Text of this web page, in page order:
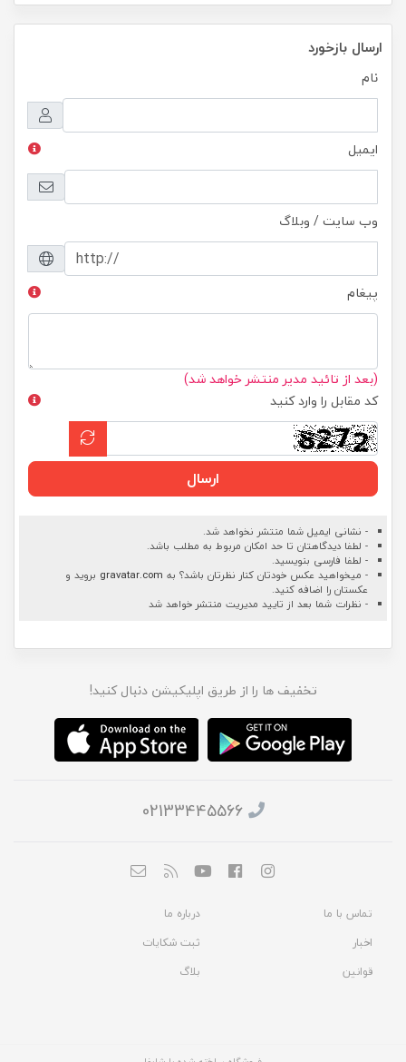
ارسال بازخورد
نام
ایمیل
وب سایت / وبلاگ
پیغام
(بعد از تائید مدیر منتشر خواهد شد)
کد مقابل را وارد کنید
ارسال
- نشانی ایمیل شما منتشر نخواهد شد.
- لطفا دیدگاهتان تا حد امکان مربوط به مطلب باشد.
- لطفا فارسی بنویسید.
- میخواهید عکس خودتان کنار نظرتان باشد؟ به gravatar.com بروید و
عکستان را اضافه کنید.
- نظرات شما بعد از تایید مدیریت منتشر خواهد شد
تخفیف ها را از طریق اپلیکیشن دنبال کنید!
02133445566
تماس با ما
درباره ما
اخبار
ثبت شکایات
قوانین
بلاگ